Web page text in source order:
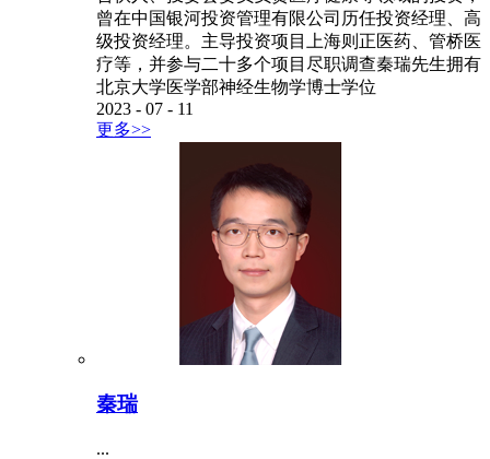
曾在中国银河投资管理有限公司历任投资经理、高
级投资经理。主导投资项目上海则正医药、管桥医
疗等，并参与二十多个项目尽职调查秦瑞先生拥有
北京大学医学部神经生物学博士学位
2023 - 07 - 11
更多>>
秦瑞
...